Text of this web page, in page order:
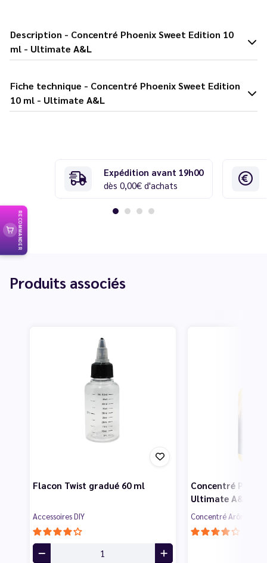
Description - Concentré Phoenix Sweet Edition 10
ml - Ultimate A&L
Fiche technique - Concentré Phoenix Sweet Edition
10 ml - Ultimate A&L
Expédition avant 19h00
dès 0,00€ d'achats
Produits associés
Flacon Twist gradué 60 ml
Accessoires DIY
Concentré
Ultimate A&L
Concentré Arômes &
RECOMMANDER